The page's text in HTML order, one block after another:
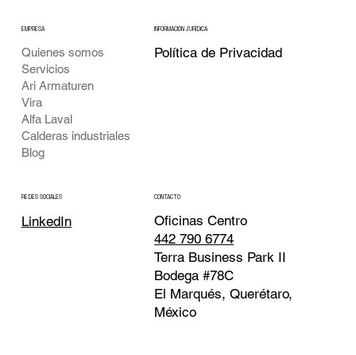
Quienes somos
Servicios
Ari Armaturen
Vira
Alfa Laval
Calderas industriales
Blog
EMPRESA INFORMACIÓN JURÍDICA
Política de Privacidad
REDES SOCIALES
LinkedIn
CONTACTO
Oficinas Centro
442 790 6774
Terra Business Park II
Bodega #78C
El Marqués, Querétaro,
México